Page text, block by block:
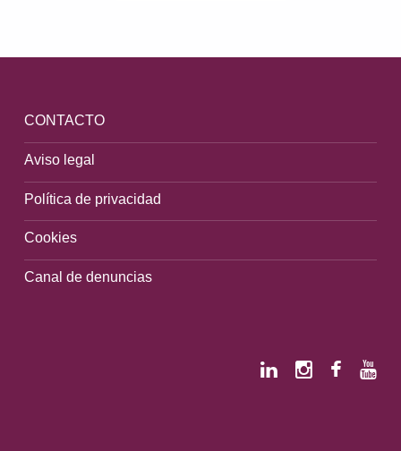
Volver a la navegación principal
CONTACTO
Aviso legal
Política de privacidad
Cookies
Canal de denuncias